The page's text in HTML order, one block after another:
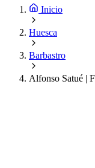
Inicio
Huesca
Barbastro
Alfonso Satué |